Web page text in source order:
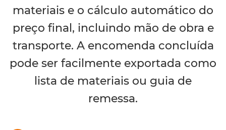
materiais e o cálculo automático do
preço final, incluindo mão de obra e
transporte. A encomenda concluída
pode ser facilmente exportada como
lista de materiais ou guia de
remessa.